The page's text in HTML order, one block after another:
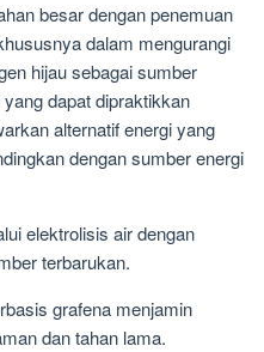
besar dengan penemuan
dalam mengurangi
hijau sebagai sumber
dapat dipraktikkan
alternatif energi yang
dengan sumber energi
elektrolisis air dengan
terbarukan.
grafena menjamin
dan tahan lama.